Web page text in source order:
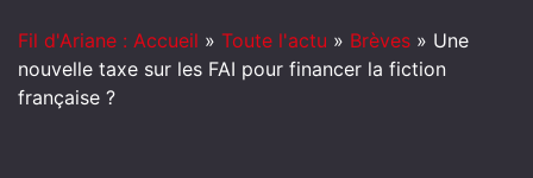
Fil d'Ariane : Accueil » Toute l'actu » Brèves » Une
nouvelle taxe sur les FAI pour financer la fiction
française ?